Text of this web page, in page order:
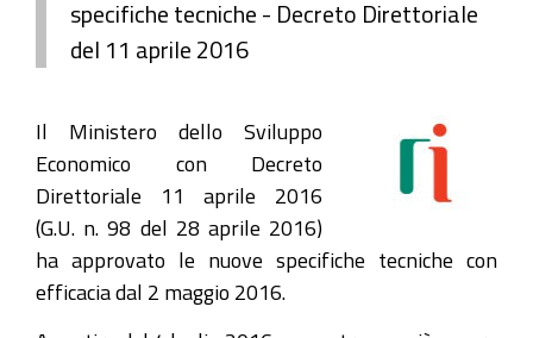
specifiche tecniche - Decreto Direttoriale
del 11 aprile 2016
Il Ministero dello Sviluppo
Economico con Decreto
Direttoriale 11 aprile 2016
(G.U. n. 98 del 28 aprile 2016)
ha approvato le nuove specifiche tecniche con
efficacia dal 2 maggio 2016.